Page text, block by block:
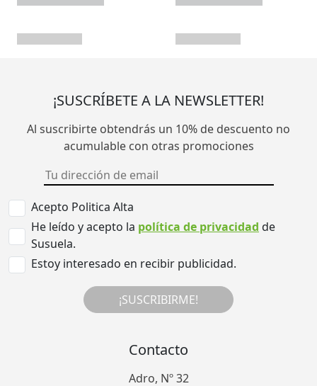
¡SUSCRÍBETE A LA NEWSLETTER!
Al suscribirte obtendrás un 10% de descuento no
acumulable con otras promociones
Acepto Politica Alta
He leído y acepto la política de privacidad de
Susuela.
Estoy interesado en recibir publicidad.
¡SUSCRIBIRME!
Contacto
Adro, Nº 32